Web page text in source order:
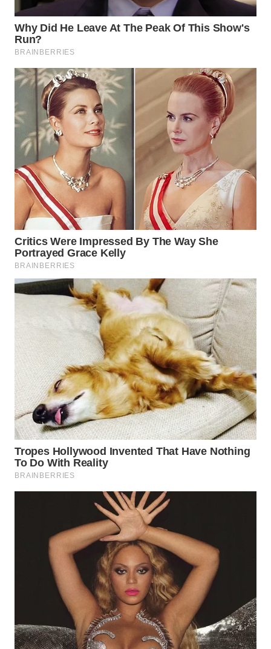
WN
TAPANULI
UTARA
WN
SAMOSIR
WN
PADANG
LAWAS
WN
SUMEDANG
CIANJUR
WN
KEPULAUAN
TANGERANG
WN
BINJAI
WN
CIREBON
WN
WN
MAJALENGKA